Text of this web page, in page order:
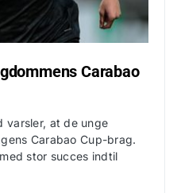
Carabao
varsler, at de unge
Carabao Cup-brag.
stor succes indtil